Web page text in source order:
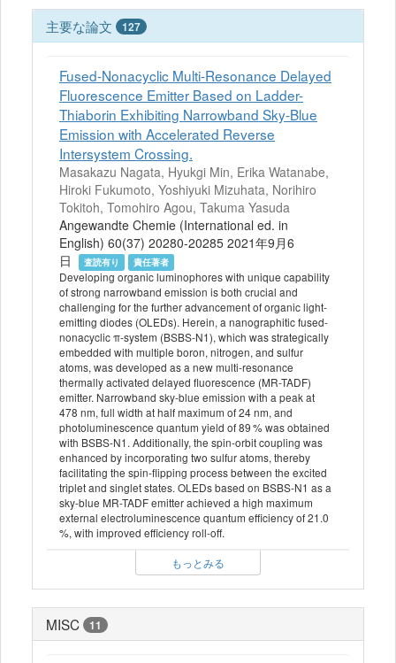
主要な論文 127
Fused-Nonacyclic Multi-Resonance Delayed
Fluorescence Emitter Based on Ladder-
Thiaborin Exhibiting Narrowband Sky-Blue
Emission with Accelerated Reverse
Intersystem Crossing.
Masakazu Nagata, Hyukgi Min, Erika Watanabe,
Hiroki Fukumoto, Yoshiyuki Mizuhata, Norihiro
Tokitoh, Tomohiro Agou, Takuma Yasuda
Angewandte Chemie (International ed. in
English) 60(37) 20280-20285 2021年9月6
日
査読有り 責任著者
Developing organic luminophores with unique capability
of strong narrowband emission is both crucial and
challenging for the further advancement of organic light-
emitting diodes (OLEDs). Herein, a nanographitic fused-
nonacyclic π-system (BSBS-N1), which was strategically
embedded with multiple boron, nitrogen, and sulfur
atoms, was developed as a new multi-resonance
thermally activated delayed fluorescence (MR-TADF)
emitter. Narrowband sky-blue emission with a peak at
478 nm, full width at half maximum of 24 nm, and
photoluminescence quantum yield of 89 % was obtained
with BSBS-N1. Additionally, the spin-orbit coupling was
enhanced by incorporating two sulfur atoms, thereby
facilitating the spin-flipping process between the excited
triplet and singlet states. OLEDs based on BSBS-N1 as a
sky-blue MR-TADF emitter achieved a high maximum
external electroluminescence quantum efficiency of 21.0
%, with improved efficiency roll-off.
もっとみる
MISC 11